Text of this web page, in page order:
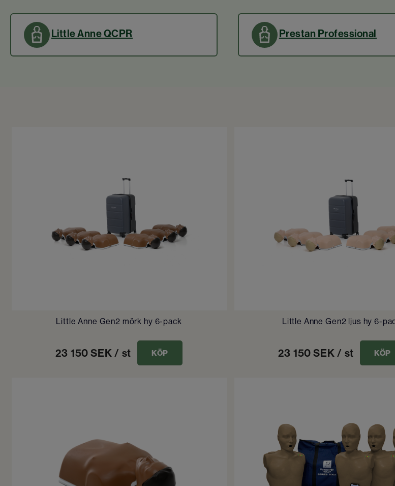
Little Anne QCPR Prestan Professional
Little Anne Gen2 mörk hy 6-pack
23 150 SEK / st KÖP
Little Anne Gen2 ljus hy 6-
23 150 SEK / st KÖP